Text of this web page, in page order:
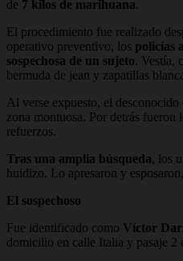
de 7 kilos de marihuana.
El procedimiento fue realizado
operativo preventivo, los policías
sospechosa de un sujeto. Vestía,
bermuda de jean y zapatillas
Al verse expuesto, el
zona montuosa. Por detrás
refuerzos.
Tras una amplia búsqueda, los
huidizo. Lo apresaron y
El sospechoso
Fue identificado como Víctor
domicilio en calle Italia y pasaje